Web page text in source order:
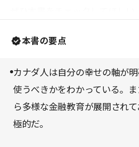
本書の要点
カナダ人は自分の幸せの軸が
使うべきかをわかっている。
ら多様な金融教育が展開され
極的だ。